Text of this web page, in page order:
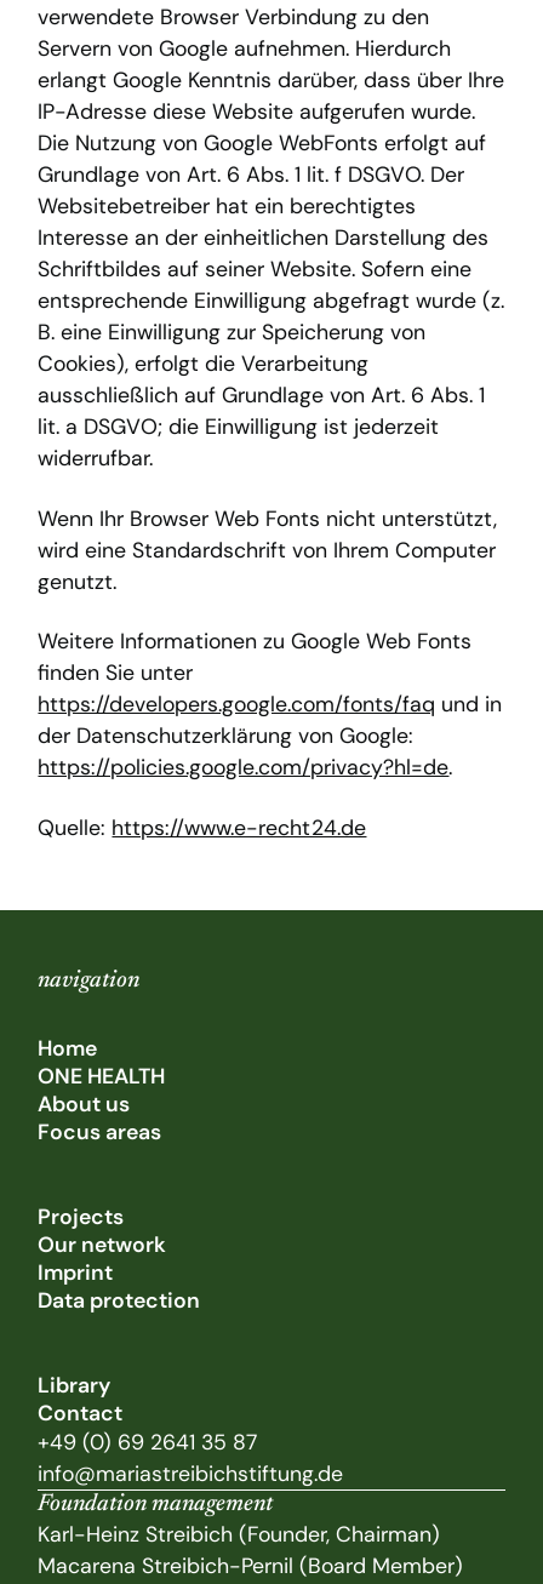
verwendete Browser Verbindung zu den
Servern von Google aufnehmen. Hierdurch
erlangt Google Kenntnis darüber, dass über Ihre
IP-Adresse diese Website aufgerufen wurde.
Die Nutzung von Google WebFonts erfolgt auf
Grundlage von Art. 6 Abs. 1 lit. f DSGVO. Der
Websitebetreiber hat ein berechtigtes
Interesse an der einheitlichen Darstellung des
Schriftbildes auf seiner Website. Sofern eine
entsprechende Einwilligung abgefragt wurde (z.
B. eine Einwilligung zur Speicherung von
Cookies), erfolgt die Verarbeitung
ausschließlich auf Grundlage von Art. 6 Abs. 1
lit. a DSGVO; die Einwilligung ist jederzeit
widerrufbar.
Wenn Ihr Browser Web Fonts nicht unterstützt,
wird eine Standardschrift von Ihrem Computer
genutzt.
Weitere Informationen zu Google Web Fonts
finden Sie unter
https://developers.google.com/fonts/faq und in
der Datenschutzerklärung von Google:
https://policies.google.com/privacy?hl=de.
Quelle: https://www.e-recht24.de
navigation
Home
ONE HEALTH
About us
Focus areas
Projects
Our network
Imprint
Data protection
Library
Contact
+49 (0) 69 2641 35 87
info@mariastreibichstiftung.de
Foundation management
Karl-Heinz Streibich (Founder, Chairman)
Macarena Streibich-Pernil (Board Member)